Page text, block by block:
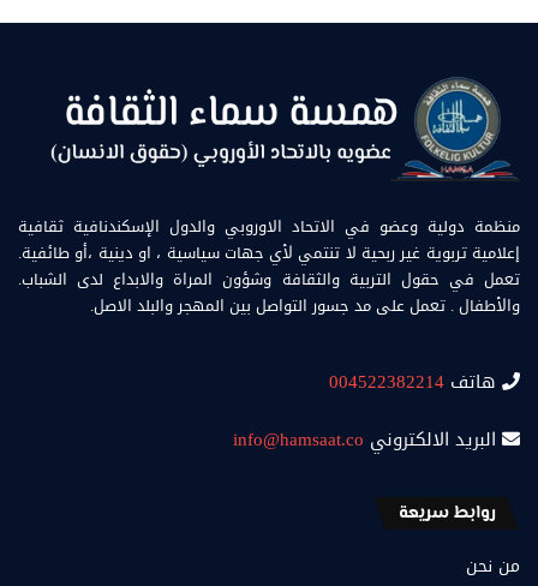
منظمة دولية وعضو في الاتحاد الاوروبي والدول الإسكندنافية ثقافية
إعلامية تربوية غير ربحية لا تنتمي لأي جهات سياسية ، او دينية ،أو طائفية.
تعمل في حقول التربية والثقافة وشؤون المراة والابداع لدى الشباب.
والأطفال . تعمل على مد جسور التواصل بين المهجر والبلد الاصل.
هاتف 004522382214
البريد الالكتروني info@hamsaat.co
روابط سريعة
من نحن